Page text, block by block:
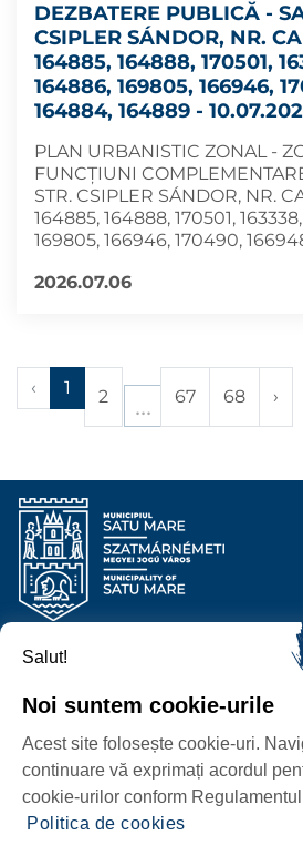
DEZBATERE PUBLICĂ -
CSIPLER SÁNDOR, NR.
164885, 164888, 170501,
164886, 169805, 166946,
164884, 164889 -
PLAN URBANISTIC ZONAL -
FUNCȚIUNI
STR. CSIPLER SÁNDOR, NR.
164885, 164888, 170501,
169805, 166946, 170490,
2026.07.06
‹ 1 2 67 68 ›
PROTECȚIA DATELOR
PRIMĂRIA
P-ȚA 25 OCTOMBRIE, NR. 1 CORP
Salut!
Noi suntem cookie-urile
Acest site folosește cookie-uri.
continuare vă exprimați acordul
cookie-urilor conform
Politica de cookies